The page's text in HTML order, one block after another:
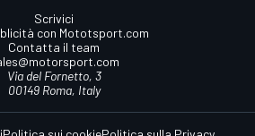
Scrivici
con Mototsport.com
Contatta il team
Via del Fornetto, 3
00149 Roma, Italy